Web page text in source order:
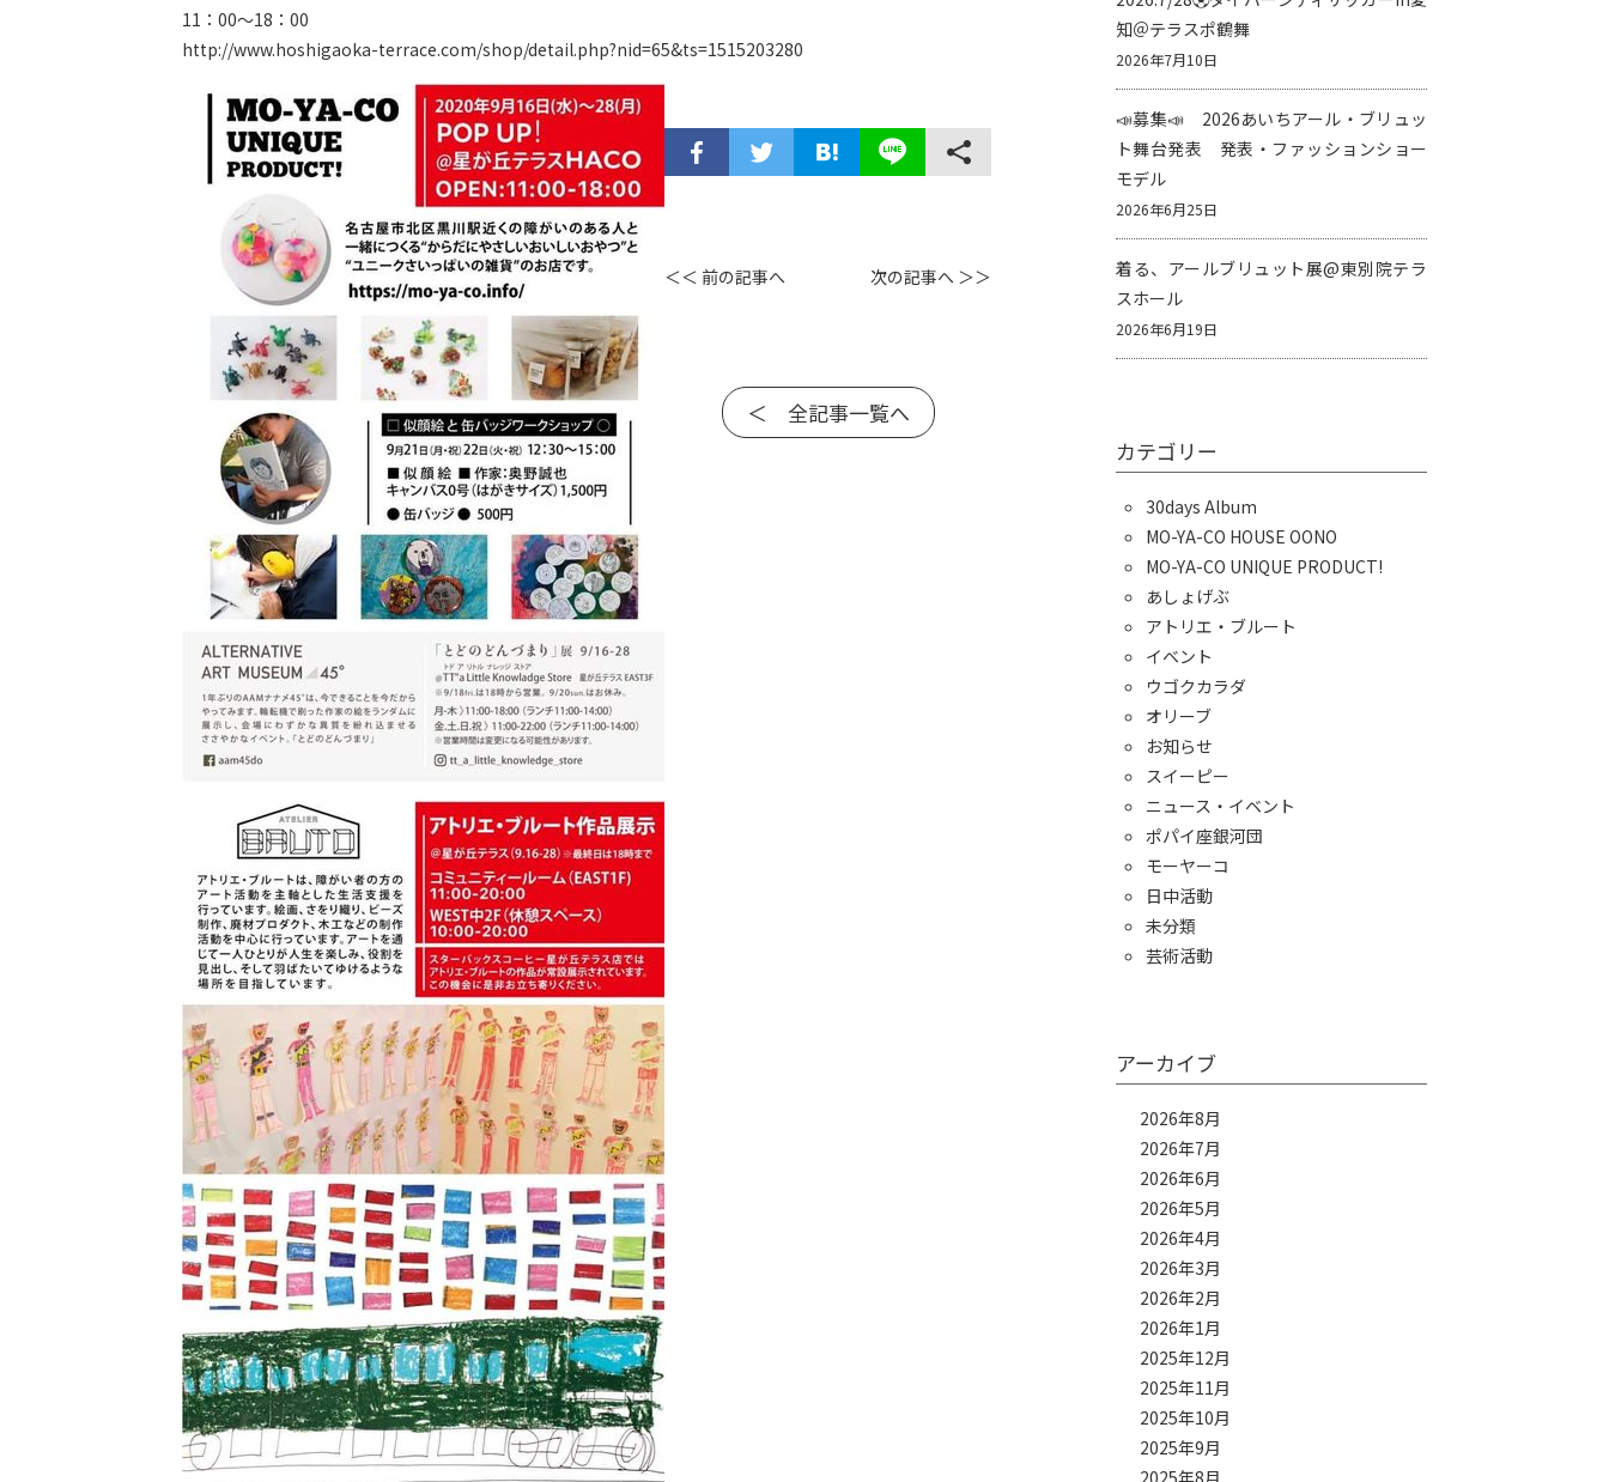
11：00～18：00
http://www.hoshigaoka-terrace.com/shop/detail.php?nid=65&ts=1515203280
＜＜ 前の記事へ 次の記事へ ＞＞
＜ 全記事一覧へ
知＠テラスポ鶴舞
2026年7月10日
📣募集📣 2026あいちアール・ブリュッ
ト舞台発表 発表・ファッションショー
モデル
2026年6月25日
着る、アールブリュット展@東別院テラ
スホール
2026年6月19日
カテゴリー
30days Album
MO-YA-CO HOUSE OONO
MO-YA-CO UNIQUE PRODUCT!
あしょげぶ
アトリエ・ブルート
イベント
ウゴクカラダ
オリーブ
お知らせ
スイーピー
ニュース・イベント
ポパイ座銀河団
モーヤーコ
日中活動
未分類
芸術活動
アーカイブ
2026年8月
2026年7月
2026年6月
2026年5月
2026年4月
2026年3月
2026年2月
2026年1月
2025年12月
2025年11月
2025年10月
2025年9月
2025年8月